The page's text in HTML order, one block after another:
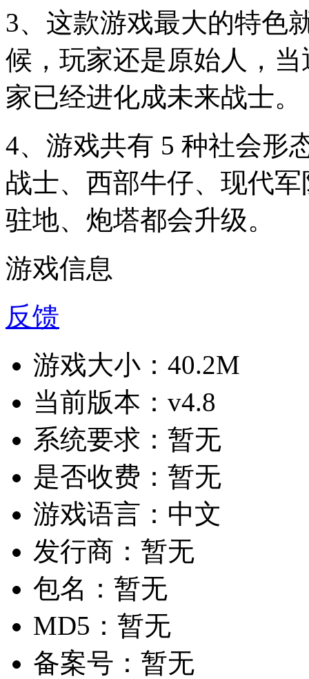
3、这款游戏最大的特色
候，玩家还是原始人，
家已经进化成未来战士。
4、游戏共有 5 种社会形
战士、西部牛仔、现代
驻地、炮塔都会升级。
游戏信息
反馈
游戏大小： 40.2M
当前版本： v4.8
系统要求： 暂无
是否收费： 暂无
游戏语言： 中文
发行商： 暂无
包名： 暂无
MD5： 暂无
备案号： 暂无